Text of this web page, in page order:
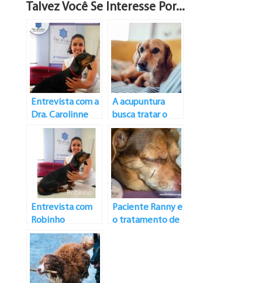
Talvez Você Se Interesse Por...
Entrevista com a
Dra. Carolinne
Torres
A acupuntura
busca tratar o
paciente como
um todo e não
como um ser
dividido em
pedacinhos
Entrevista com
Robinho
Paciente Ranny e
o tratamento de